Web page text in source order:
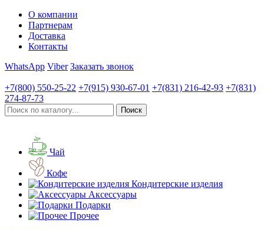
О компании
Партнерам
Доставка
Контакты
WhatsApp Viber Заказать звонок
+7(800) 550-25-22 +7(915) 930-67-01 +7(831) 216-42-93 +7(831)
274-87-73
Чай
Кофе
Кондитерские изделия
Аксессуары
Подарки
Прочее